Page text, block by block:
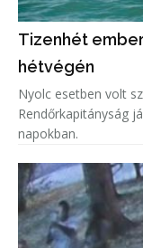
Tizenhét
hétvégén
Nyolc esetben volt
Rendőrkapitányság
napokban.